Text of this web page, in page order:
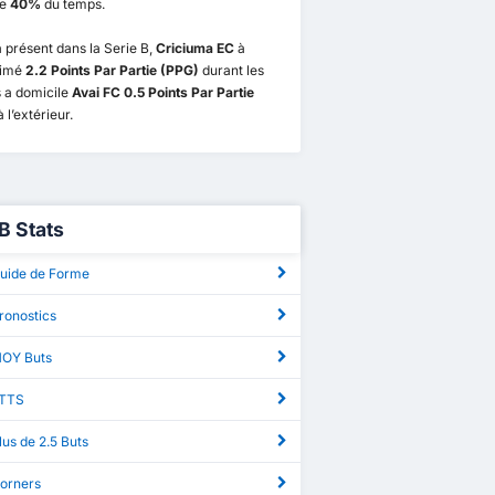
40% du temps.
présent dans la Serie B, Criciuma ECà
2.2 Points Par Partie (PPG) durant les
a domicile Avai FC 0.5 Points Par Partie
l’extérieur.
Stats
de Forme
Buts
de 2.5 Buts